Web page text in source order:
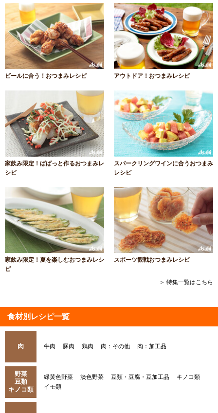
ビールに合う！おつまみレシピ アウトドア！おつまみレシピ
家飲み限定！ぱぱっと作るおつまみレ
シピ
スパークリングワインに合うおつまみ
レシピ
家飲み限定！夏を楽しむおつまみレシ
ピ
スポーツ観戦おつまみレシピ
＞ 特集一覧はこちら
食材別レシピ一覧
肉 牛肉 豚肉 鶏肉 肉：その他 肉：加工品
野菜
豆類
キノコ類
緑黄色野菜 淡色野菜 豆類・豆腐・豆加工品
キノコ類
イモ類